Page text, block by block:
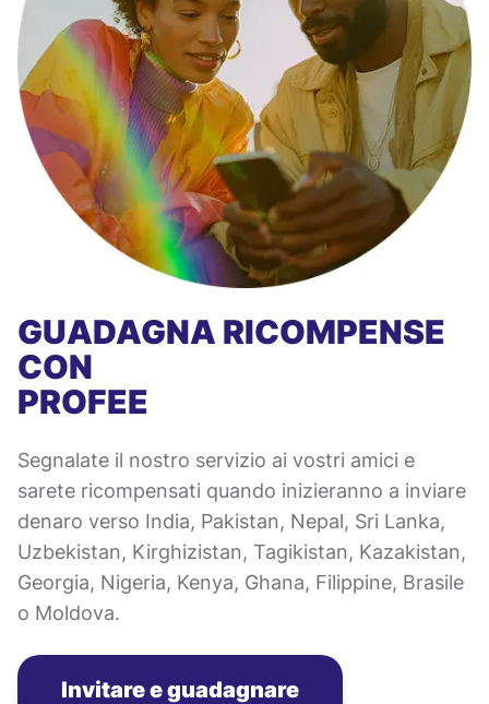
GUADAGNA RICOMPENSE
CON
PROFEE
Segnalate il nostro servizio ai vostri amici e
sarete ricompensati quando inizieranno a inviare
denaro verso India, Pakistan, Nepal, Sri Lanka,
Uzbekistan, Kirghizistan, Tagikistan, Kazakistan,
Georgia, Nigeria, Kenya, Ghana, Filippine, Brasile
o Moldova.
Invitare e guadagnare